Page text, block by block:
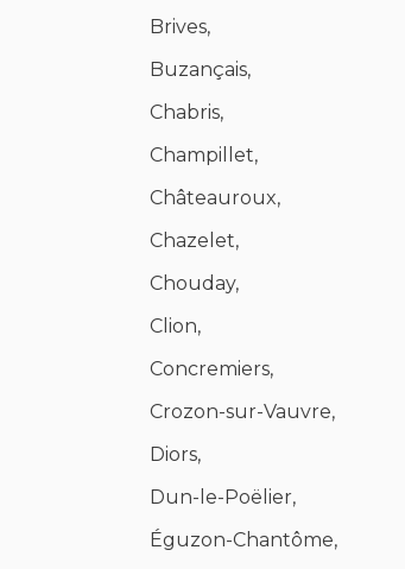
Brives,
Buzançais,
Chabris,
Champillet,
Châteauroux,
Chazelet,
Chouday,
Clion,
Concremiers,
Crozon-sur-Vauvre,
Diors,
Dun-le-Poëlier,
Éguzon-Chantôme,